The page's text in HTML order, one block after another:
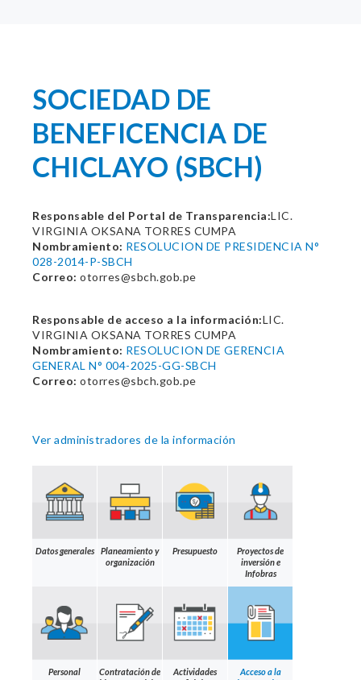
SOCIEDAD DE
BENEFICENCIA DE
CHICLAYO (SBCH)
Responsable del Portal de Transparencia:LIC.
VIRGINIA OKSANA TORRES CUMPA
Nombramiento: RESOLUCION DE PRESIDENCIA N°
028-2014-P-SBCH
Correo: otorres@sbch.gob.pe
Responsable de acceso a la información:LIC.
VIRGINIA OKSANA TORRES CUMPA
Nombramiento: RESOLUCION DE GERENCIA
GENERAL N° 004-2025-GG-SBCH
Correo: otorres@sbch.gob.pe
Ver administradores de la información
Datos generales
Planeamiento y
organización
Presupuesto
Proyectos de
inversión e
Infobras
Personal
Contratación de
Actividades
Acceso a la